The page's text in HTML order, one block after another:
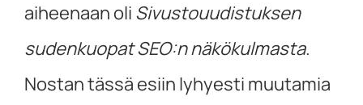
aiheenaan oli Sivustouudistuksen
sudenkuopat SEO:n näkökulmasta.
Nostan tässä esiin lyhyesti muutamia